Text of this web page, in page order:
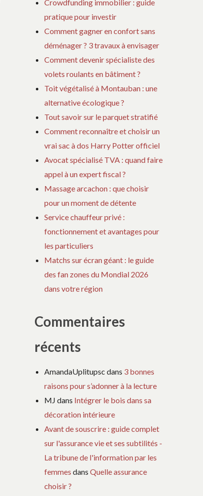
Crowdfunding immobilier : guide
pratique pour investir
Comment gagner en confort sans
déménager ? 3 travaux à envisager
Comment devenir spécialiste des
volets roulants en bâtiment ?
Toit végétalisé à Montauban : une
alternative écologique ?
Tout savoir sur le parquet stratifié
Comment reconnaître et choisir un
vrai sac à dos Harry Potter officiel
Avocat spécialisé TVA : quand faire
appel à un expert fiscal ?
Massage arcachon : que choisir
pour un moment de détente
Service chauffeur privé :
fonctionnement et avantages pour
les particuliers
Matchs sur écran géant : le guide
des fan zones du Mondial 2026
dans votre région
Commentaires
récents
AmandaUplitupsc dans 3 bonnes
raisons pour s’adonner à la lecture
MJ dans Intégrer le bois dans sa
décoration intérieure
Avant de souscrire : guide complet
sur l'assurance vie et ses subtilités -
La tribune de l'information par les
femmes dansQuelle assurance
choisir ?